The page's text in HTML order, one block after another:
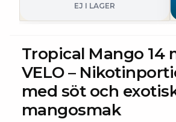
EJ I LAGER
Tropical Mango 14
VELO –
med söt och
mangosmak